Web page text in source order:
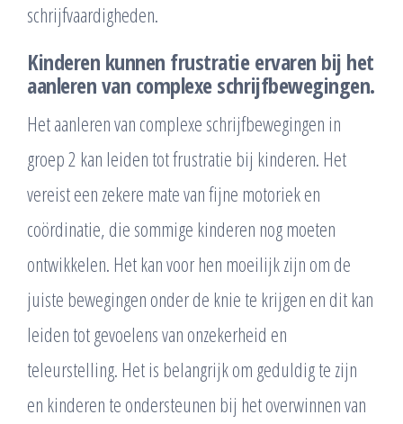
schrijfvaardigheden.
Kinderen kunnen frustratie ervaren bij het
aanleren van complexe schrijfbewegingen.
Het aanleren van complexe schrijfbewegingen in
groep 2 kan leiden tot frustratie bij kinderen. Het
vereist een zekere mate van fijne motoriek en
coördinatie, die sommige kinderen nog moeten
ontwikkelen. Het kan voor hen moeilijk zijn om de
juiste bewegingen onder de knie te krijgen en dit kan
leiden tot gevoelens van onzekerheid en
teleurstelling. Het is belangrijk om geduldig te zijn
en kinderen te ondersteunen bij het overwinnen van